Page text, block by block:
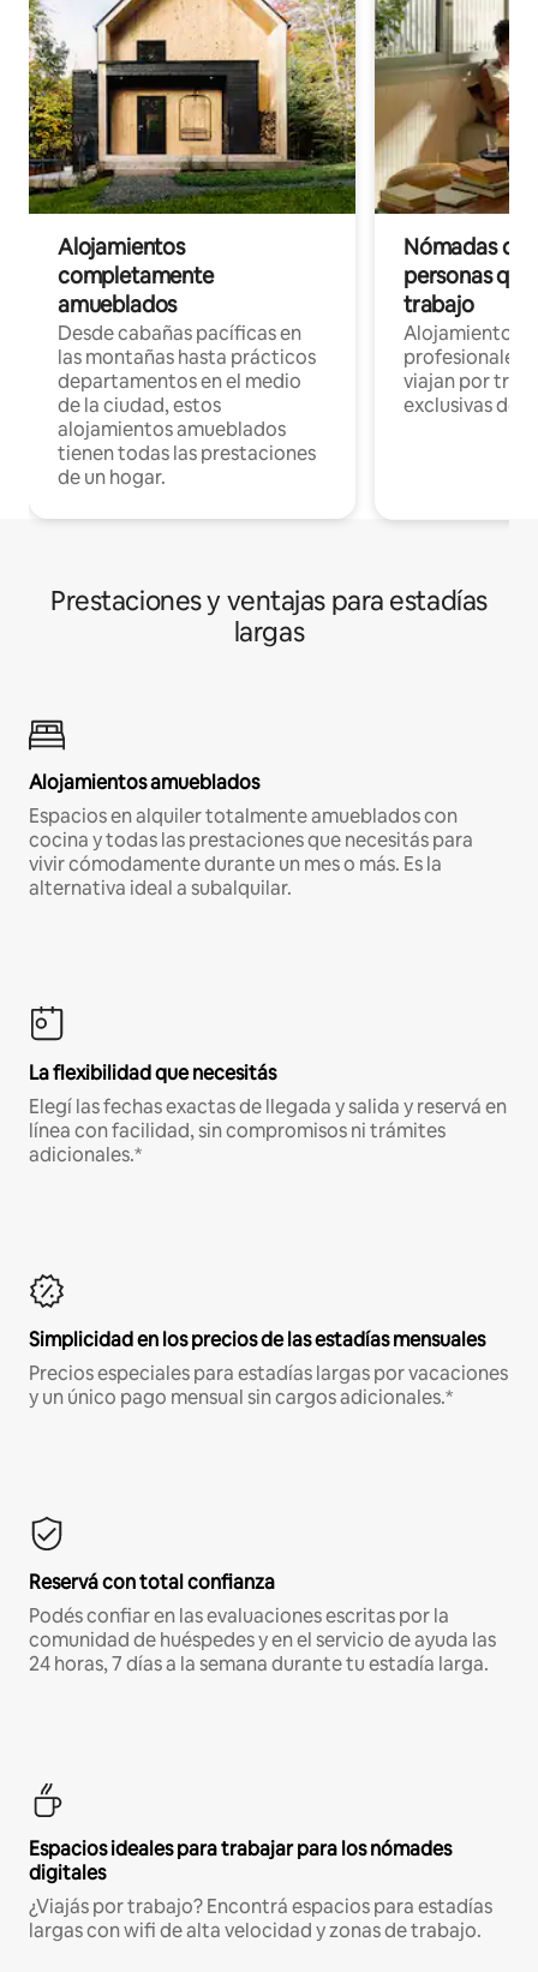
Alojamientos
completamente
amueblados
Desde cabañas pacíficas en
las montañas hasta prácticos
departamentos en el medio
de la ciudad, estos
alojamientos amueblados
tienen todas las prestaciones
de un hogar.
Nómadas
personas
trabajo
Alojamientos
profesionales
viajan por
exclusivas de
Prestaciones y ventajas para estadías
largas
Alojamientos amueblados
Espacios en alquiler totalmente amueblados con
cocina y todas las prestaciones que necesitás para
vivir cómodamente durante un mes o más. Es la
alternativa ideal a subalquilar.
La flexibilidad que necesitás
Elegí las fechas exactas de llegada y salida y reservá en
línea con facilidad, sin compromisos ni trámites
adicionales.*
Simplicidad en los precios de las estadías mensuales
Precios especiales para estadías largas por vacaciones
y un único pago mensual sin cargos adicionales.*
Reservá con total confianza
Podés confiar en las evaluaciones escritas por la
comunidad de huéspedes y en el servicio de ayuda las
24 horas, 7 días a la semana durante tu estadía larga.
Espacios ideales para trabajar para los nómades
digitales
¿Viajás por trabajo? Encontrá espacios para estadías
largas con wifi de alta velocidad y zonas de trabajo.